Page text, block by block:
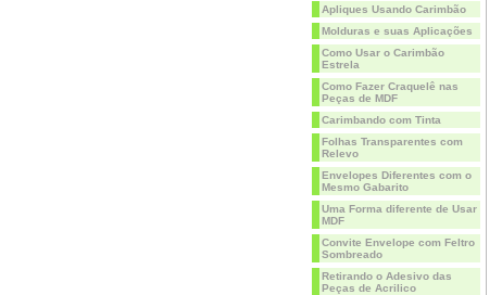
Apliques Usando Carimbão
Molduras e suas Aplicações
Como Usar o Carimbão
Estrela
Como Fazer Craquelê nas
Peças de MDF
Carimbando com Tinta
Folhas Transparentes com
Relevo
Envelopes Diferentes com o
Mesmo Gabarito
Uma Forma diferente de Usar
MDF
Convite Envelope com Feltro
Sombreado
Retirando o Adesivo das
Peças de Acrilico